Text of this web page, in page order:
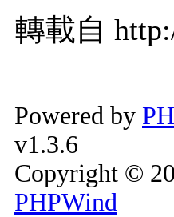
轉載自
Powered by
v1.3.6
Copyright ©
PHPWind